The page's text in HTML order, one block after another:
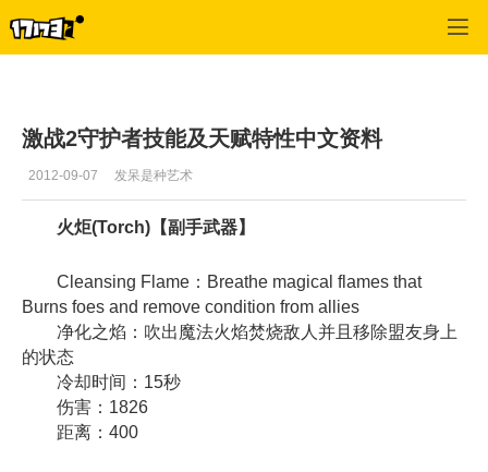
激战2守护者技能及天赋特性中文资料
2012-09-07 发呆是种艺术
火炬(Torch)【副手武器】
Cleansing Flame：Breathe magical flames that
Burns foes and remove condition from allies
净化之焰：吹出魔法火焰焚烧敌人并且移除盟友身上
的状态
冷却时间：15秒
伤害：1826
距离：400